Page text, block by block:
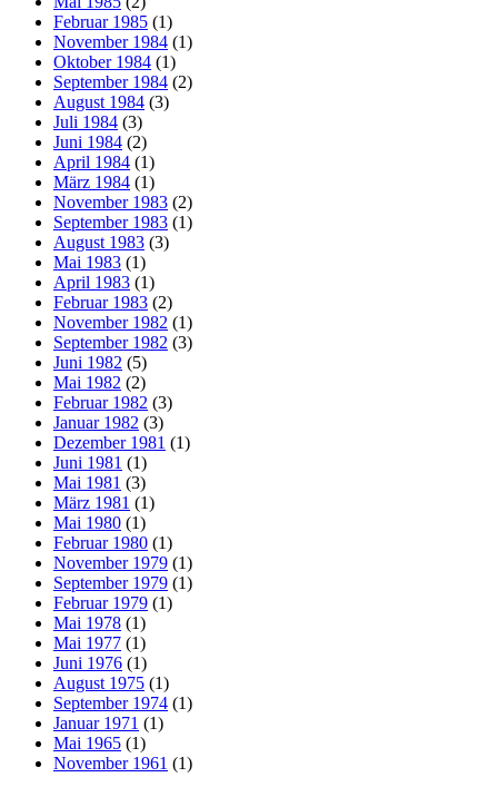
Februar 1985 (1)
November 1984 (1)
Oktober 1984 (1)
September 1984 (2)
August 1984 (3)
Juli 1984 (3)
Juni 1984 (2)
April 1984 (1)
März 1984 (1)
November 1983 (2)
September 1983 (1)
August 1983 (3)
Mai 1983 (1)
April 1983 (1)
Februar 1983 (2)
November 1982 (1)
September 1982 (3)
Juni 1982 (5)
Mai 1982 (2)
Februar 1982 (3)
Januar 1982 (3)
Dezember 1981 (1)
Juni 1981 (1)
Mai 1981 (3)
März 1981 (1)
Mai 1980 (1)
Februar 1980 (1)
November 1979 (1)
September 1979 (1)
Februar 1979 (1)
Mai 1978 (1)
Mai 1977 (1)
Juni 1976 (1)
August 1975 (1)
September 1974 (1)
Januar 1971 (1)
Mai 1965 (1)
November 1961 (1)